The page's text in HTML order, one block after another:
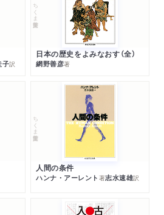
子訳
ちくま学芸文庫
日本の歴史をよみなおす（全）
網野善彦著
ちくま学芸文庫
人間の条件
ハンナ・アーレント 著志水速雄訳